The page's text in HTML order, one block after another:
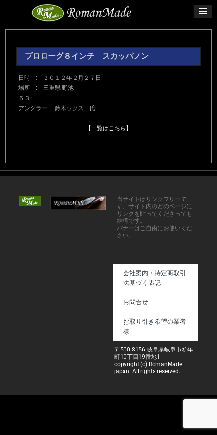
プロローグ８インチ スカッパノン
日時 : ２０１２年２月２７日
場所 : 三重県 野池
５３㎝
アングラー: 鈴木ックス 氏
【一覧はこちら】
当サイトはリンクフリーで
す。サイト内のどのページに
リンクを貼ってくださっても
結構です。
バナーはご自由にお使いくだ
さい。
会社案内・特定商取引
法基づく表記
お問合せ
お取り引き希望の業者
様
〒500-8156 岐阜県岐阜市祈年
町10丁目19番地1
copyright (c) RomanMade
japan. All rights reserved.